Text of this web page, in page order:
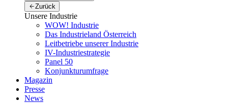
Zurück
Unsere Industrie
WOW! Industrie
Das Industrieland Österreich
Leitbetriebe unserer Industrie
IV-Industriestrategie
Panel 50
Konjunkturumfrage
Magazin
Presse
News